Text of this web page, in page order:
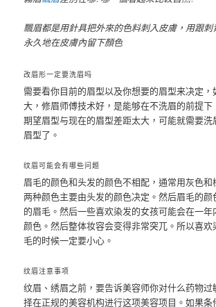
飄眉都是用針具把外來的色料刺入皮膚，用跟
永久地在皮膚內留下顏色
改眉形一定要洗眉吗
需要看你目前的眉型以及你想要的眉型来决定
大，修眉师傅技术好，是能够在不洗眉的前提
期望眉型与现在的眉型差距太大，可能就需要
眉型了。
纹眉可能会有哪些问题
眉毛的颜色和头发的颜色不相配，通常用灰色
两种颜色主要由头发的颜色决定。然后眉毛的
的眉毛。然后一些喜欢染发的女孩可能会在一年
颜色。然后整体妆容会变得非常突兀。所以喜欢
毛的时候一定要小心。
纹眉注意事项
纹眉、绣眉之前，要告诉美容师你对什么药物
择在正规的美容机构进行这项美容项目。如果